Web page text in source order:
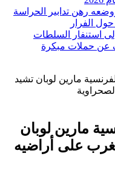
رهن تدابير الحراسة
الفرار
استنفار السلطات
عن حملات مبكرة
مارين لوبان تشيد
مارين لوبان
على أراضيه